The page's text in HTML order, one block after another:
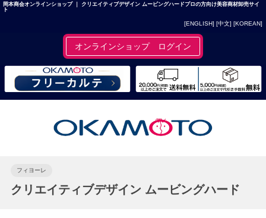
岡本商会オンラインショップ ｜ クリエイティブデザイン ムービングハードプロの方向け美容商材卸売サイ
ト
[ENGLISH] [中文] [KOREAN]
オンラインショップ ログイン
フィヨーレ
クリエイティブデザイン ムービングハード